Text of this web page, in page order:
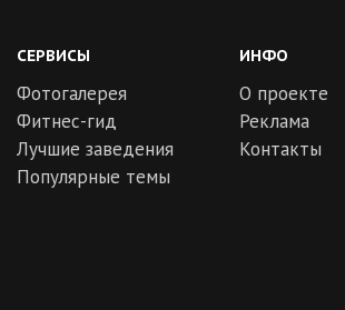
СЕРВИСЫ
Фотогалерея
Фитнес-гид
Лучшие заведения
Популярные темы
ИНФО
О проекте
Реклама
Контакты